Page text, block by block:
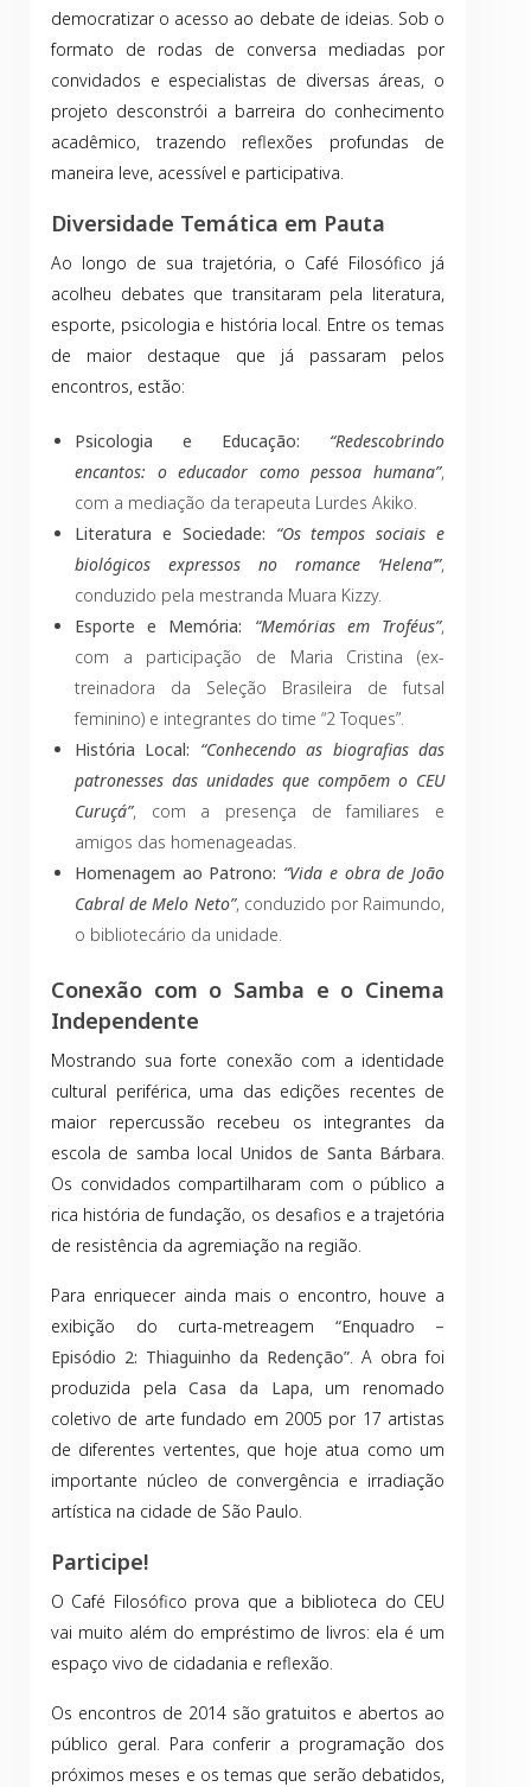
democratizar o acesso ao debate de ideias. Sob o
formato de rodas de conversa mediadas por
convidados e especialistas de diversas áreas, o
projeto desconstrói a barreira do conhecimento
acadêmico, trazendo reflexões profundas de
maneira leve, acessível e participativa.
Diversidade Temática em Pauta
Ao longo de sua trajetória, o Café Filosófico já
acolheu debates que transitaram pela literatura,
esporte, psicologia e história local. Entre os temas
de maior destaque que já passaram pelos
encontros, estão:
Psicologia e Educação:
“Redescobrindo
encantos: o educador como pessoa humana”,
com a mediação da terapeuta Lurdes Akiko.
Literatura e Sociedade: “Os tempos sociais e
biológicos expressos no romance ‘Helena’”,
conduzido pela mestranda Muara Kizzy.
Esporte e Memória:
“Memórias em Troféus”,
com a participação de Maria Cristina (ex-
treinadora da Seleção Brasileira de futsal
feminino) e integrantes do time “2 Toques”.
História Local: “Conhecendo as biografias das
patronesses das unidades que compõem o CEU
Curuçá”, com a presença de familiares e
amigos das homenageadas.
Homenagem ao Patrono: “Vida e obra de João
Cabral de Melo Neto”, conduzido por Raimundo,
o bibliotecário da unidade.
Conexão com o Samba e o Cinema
Independente
Mostrando sua forte conexão com a identidade
cultural periférica, uma das edições recentes de
maior repercussão recebeu os integrantes da
escola de samba local Unidos de Santa Bárbara.
Os convidados compartilharam com o público a
rica história de fundação, os desafios e a trajetória
de resistência da agremiação na região.
Para enriquecer ainda mais o encontro, houve a
exibição do curta-metreagem “Enquadro –
Episódio 2: Thiaguinho da Redenção”. A obra foi
produzida pelaCasa da Lapa, um renomado
coletivo de arte fundado em 2005 por 17 artistas
de diferentes vertentes, que hoje atua como um
importante núcleo de convergência e irradiação
artística na cidade de São Paulo.
Participe!
O Café Filosófico prova que a biblioteca do CEU
vai muito além do empréstimo de livros: ela é um
espaço vivo de cidadania e reflexão.
Os encontros de 2014 sãogratuitos e abertos ao
público geral. Para conferir a programação dos
próximos meses e os temas que serão debatidos,